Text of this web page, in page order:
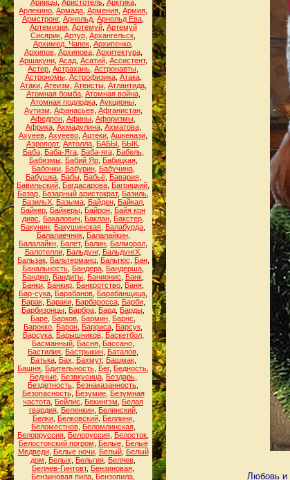
Арийцы, Аристотель, Арктика,
Арлекино Армада Армения Армия
Армстронг, Арнольд Арнольд Ева
Артемизия, Артемуй, Артемуй
Сисярик Артур Архангельск
Архимед. Чапек Архипенко
Архипов, Архипова, Архитектура,
Аршакуни, Асад, Асатий, Ассистент,
Астер Астрахань Астронавты
Астрономы, Астрофизика, Атака,
Атаки, Атеизм Атеисты, Атлантида,
Атомная бомба, Атомная война,
Атомная подлодка, Аукционы,
Аутизм Афанасьев, Афганистан,
Афедрон Афины Афоризмы
Африка, Ахмадулина, Ахматова,
Ахуеев Ахуеево Ацтеки Ашкенази
Аэропорт, Аятолла БАБЫ БЫК
Баба, Баба-Яга, Баба-яга, Бабель,
Бабизмы, Бабий Яр, Бабицкая,
Бабочки, Бабурин, Бабучина,
Бабушка, Бабы, Бабьё, Бавария,
Бавильский Багдасарова Багрицкий
Базар Базарный аристократ, Базиль
БазильХ, Базыма, Байден, Байкал,
Байкер Байкеры Байрон Байя кон
диас
Бакалович Баклан Бакстер
Бакунин Бакушинская Балабурда
Балалаечник, Балалайкин,
Балалайкн Балет, Балин Балморал
Балотелли, Бальдунг, БальдунгХ,
Бальзак, Бальтерманц, Бальтюс Бан,
Банальность Бандера Бандерша
Банджо Бандиты Банионис Банк
Банки Банкир Банкротство Баня
Бар-сука Барабанов Барабанщица
Барак, Бараки, Барбаросса, Барби,
Барбизонцы Барбра Бард Барды
Баре Барков Бармин Барнс
Барокко Барон Барриса Барсук
Барсука, Барышников, Баскетбол,
Басманный Басня Бассано
Бастилия Бастрыкин Баталов
Батька, Бах Бахмут, Башмак,
Башня Бдительность Бег, Бедность
Бедные, Безвкусица, Бездарь,
Бездетность Безнаказанность
Безопасность, Безумие, Безумная
частота Бейлис Бекингэм
Белая
гвардия, Беленкин, Белинский,
Белки, Белковский, Беллини,
Беломестнов, Беломлинская,
Белорруссия Белоруссия Белосток
Белостокский погром
Белые, Белые
Медведи, Белые ночи, Белый, Белый
дом
Белых Бельгия Беляев
Беляев-Гинтовт, Бензиновая
Бензиновая пила Бензопила
Любовь и